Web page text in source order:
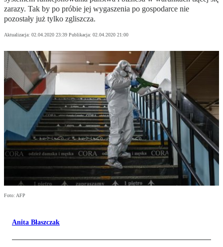
zarazy. Tak by po próbie jej wygaszenia po gospodarce nie
pozostały już tylko zgliszcza.
Aktualizacja: 02.04.2020 23:39 Publikacja: 02.04.2020 21:00
Foto: AFP
Anita Błaszczak